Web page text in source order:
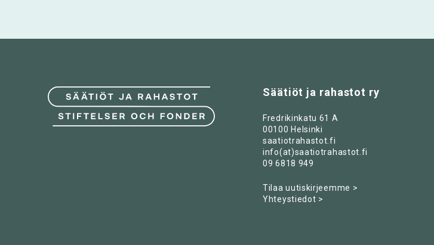
Säätiöt ja rahastot ry
Fredrikinkatu 61 A
00100 Helsinki
saatiotrahastot.fi
info(at)saatiotrahastot.fi
09 6818 949
Tilaa uutiskirjeemme >
Yhteystiedot >